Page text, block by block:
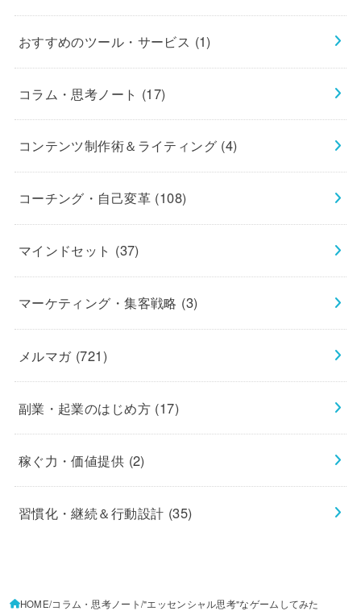
おすすめのツール・サービス (1)
コラム・思考ノート (17)
コンテンツ制作術＆ライティング (4)
コーチング・自己変革 (108)
マインドセット (37)
マーケティング・集客戦略 (3)
メルマガ (721)
副業・起業のはじめ方 (17)
稼ぐ力・価値提供 (2)
習慣化・継続＆行動設計 (35)
HOME コラム・思考ノート "エッセンシャル思考"なゲームしてみた